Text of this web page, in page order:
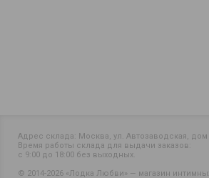
Адрес склада: Москва, ул. Автозаводская, дом
Время работы склада для выдачи заказов:
с 9:00 до 18:00 без выходных.
© 2014-2026 «Лодка Любви» — магазин